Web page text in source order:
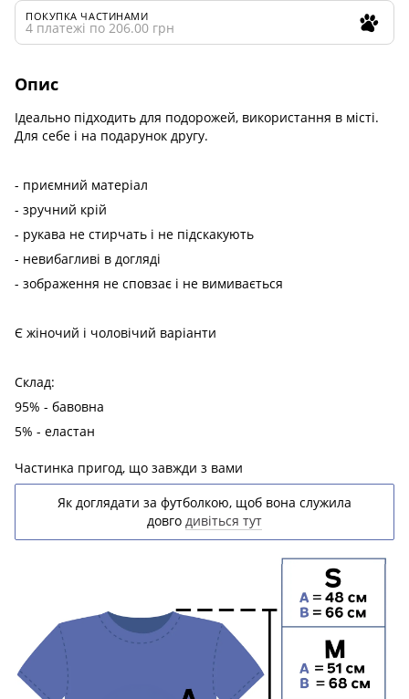
ПОКУПКА ЧАСТИНАМИ
4 платежі по 206.00 грн
Опис
Ідеально підходить для подорожей, використання в місті.
Для себе і на подарунок другу.
- приємний матеріал
- зручний крій
- рукава не стирчать і не підскакують
- невибагливі в догляді
- зображення не сповзає і не вимивається
Є жіночий і чоловічий варіанти
Склад:
95% - бавовна
5% - еластан
Частинка пригод, що завжди з вами
Як доглядати за футболкою, щоб вона служила
довго дивіться тут